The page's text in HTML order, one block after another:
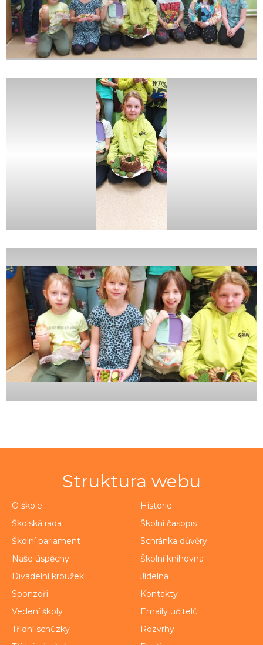
Struktura webu
O škole
Historie
Školská rada
Školní časopis
Školní parlament
Schránka důvěry
Naše úspěchy
Školní knihovna
Divadelní kroužek
Jídelna
Sponzoři
Kontakty
Vedení školy
Emaily učitelů
Třídní schůzky
Rozvrhy